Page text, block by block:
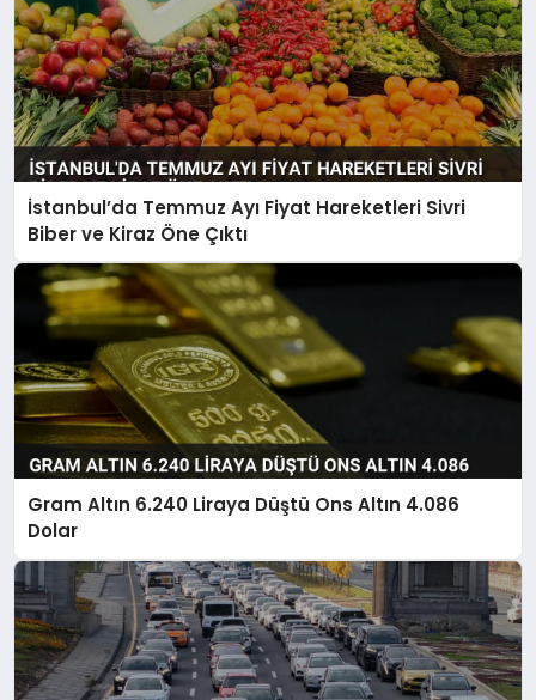
İstanbul’da Temmuz Ayı Fiyat Hareketleri Sivri
Biber ve Kiraz Öne Çıktı
Gram Altın 6.240 Liraya Düştü Ons Altın 4.086
Dolar